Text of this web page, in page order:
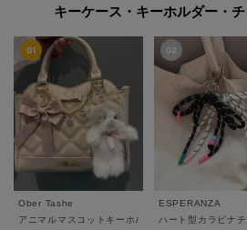
キーケース・キーホルダー・
Ober Tashe
アニマルマスコットキーホルダー
ESPERANZA
ハート型カラビナ